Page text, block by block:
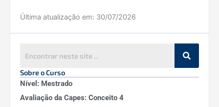
Última atualização em: 30/07/2026
Sobre o Curso
Nível: Mestrado
Avaliação da Capes: Conceito 4